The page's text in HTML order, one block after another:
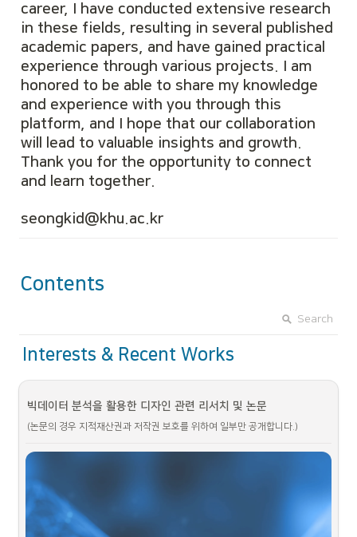
career, I have conducted extensive research
in these fields, resulting in several published
academic papers, and have gained practical
experience through various projects. I am
honored to be able to share my knowledge
and experience with you through this
platform, and I hope that our collaboration
will lead to valuable insights and growth.
Thank you for the opportunity to connect
and learn together.
seongkid@khu.ac.kr
Contents
Search
Interests & Recent Works
빅데이터 분석을 활용한 디자인 관련 리서치 및 논문
(논문의 경우 지적재산권과 저작권 보호를 위하여 일부만 공개합니다.)